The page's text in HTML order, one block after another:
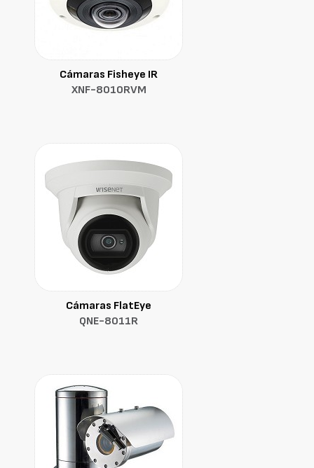
Cámaras Fisheye IR
XNF-8010RVM
Cámaras FlatEye
QNE-8011R